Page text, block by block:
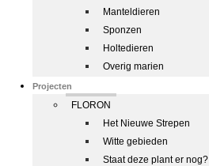
Manteldieren
Sponzen
Holtedieren
Overig marien
Projecten
FLORON
Het Nieuwe Strepen
Witte gebieden
Staat deze plant er nog?